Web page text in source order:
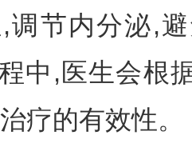
调节内分泌,
中,医生会根
疗的有效性。